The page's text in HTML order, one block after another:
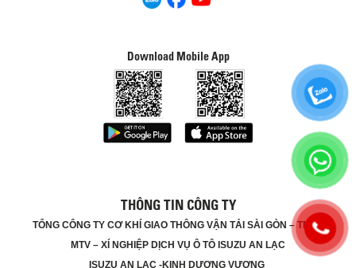
Download Mobile App
THÔNG TIN CÔNG TY
TỔNG CÔNG TY CƠ KHÍ GIAO THÔNG VẬN TẢI SÀI GÒN – TNHH
MTV – XÍ NGHIỆP DỊCH VỤ Ô TÔ ISUZU AN LẠC
ISUZU AN LẠC -KINH DƯƠNG VƯƠNG